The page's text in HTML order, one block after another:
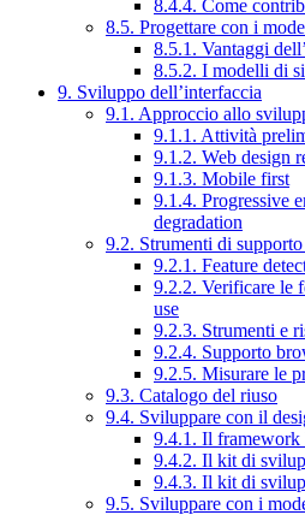
8.4.4. Come
8.5. Progettare con i
8.5.1. Vantaggi
8.5.2. I modelli di
9. Sviluppo dell’interfaccia
9.1. Approccio allo
9.1.1. Attività
9.1.2. Web design
9.1.3. Mobile first
9.1.4. Progressive
degradation
9.2. Strumenti di
9.2.1. Feature
9.2.2. Verificare le
use
9.2.3. Strumenti e
9.2.4. Supporto
9.2.5. Misurare le
9.3. Catalogo del riuso
9.4. Sviluppare con il
9.4.1. Il framework
9.4.2. Il kit di
9.4.3. Il kit di
9.5. Sviluppare con i